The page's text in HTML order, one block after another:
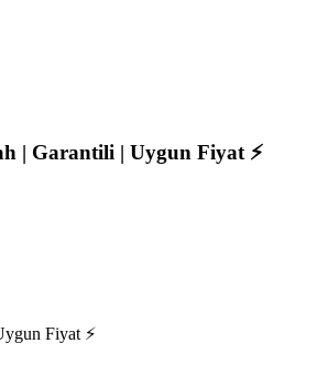
| Garantili | Uygun Fiyat ⚡
Fiyat ⚡